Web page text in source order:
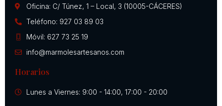
Oficina: C/ Túnez, 1 – Local, 3 (10005-CÁCERES)
Teléfono: 927 03 89 03
Móvil: 627 73 25 19
info@marmolesartesanos.com
Horarios
Lunes a Viernes: 9:00 - 14:00, 17:00 - 20:00